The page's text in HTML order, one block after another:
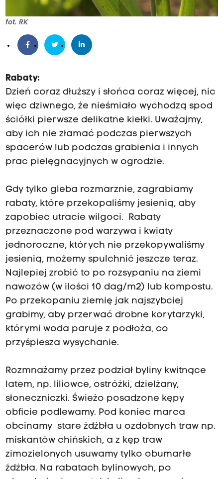
fot. RK
Rabaty:
Dzień coraz dłuższy i słońca coraz więcej, nic
więc dziwnego, że nieśmiało wychodzą spod
ściółki pierwsze delikatne kiełki. Uważajmy,
aby ich nie złamać podczas pierwszych
spacerów lub podczas grabienia i innych
prac pielęgnacyjnych w ogrodzie.
Gdy tylko gleba rozmarznie, zagrabiamy
rabaty, które przekopaliśmy jesienią, aby
zapobiec utracie wilgoci. Rabaty
przeznaczone pod warzywa i kwiaty
jednoroczne, których nie przekopywaliśmy
jesienią, możemy spulchnić jeszcze teraz.
Najlepiej zrobić to po rozsypaniu na ziemi
nawozów (w ilości 10 dag/m2) lub kompostu.
Po przekopaniu ziemię jak najszybciej
grabimy, aby przerwać drobne korytarzyki,
którymi woda paruje z podłoża, co
przyśpiesza wysychanie.
Rozmnażamy przez podział byliny kwitnące
latem, np. liliowce, ostróżki, dzielżany,
słoneczniczki. Świeżo posadzone kępy
obficie podlewamy. Pod koniec marca
obcinamy stare źdźbła u ozdobnych traw np.
miskantów chińskich, a z kęp traw
zimozielonych usuwamy tylko obumarłe
źdźbła. Na rabatach bylinowych, po